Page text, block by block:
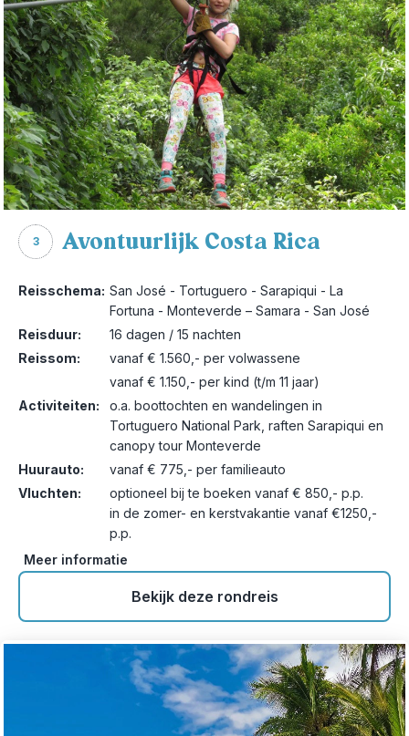
3 Avontuurlijk Costa Rica
Reisschema: San José - Tortuguero - Sarapiqui - La
Fortuna - Monteverde – Samara - San José
Reisduur:
16 dagen / 15 nachten
Reissom:
vanaf € 1.560,- per volwassene
vanaf € 1.150,- per kind (t/m 11 jaar)
Activiteiten:
o.a. boottochten en wandelingen in
Tortuguero National Park, raften Sarapiqui en
canopy tour Monteverde
Huurauto:
vanaf € 775,- per familieauto
Vluchten:
optioneel bij te boeken vanaf € 850,- p.p.
in de zomer- en kerstvakantie vanaf €1250,-
p.p.
Meer informatie
Bekijk deze rondreis